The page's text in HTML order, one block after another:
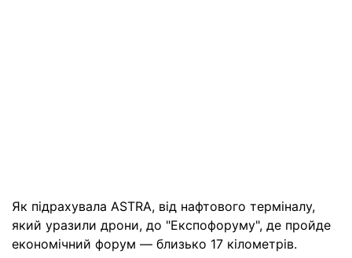
Як підрахувала ASTRA, від нафтового терміналу,
який уразили дрони, до "Експофоруму", де пройде
економічний форум — близько 17 кілометрів.